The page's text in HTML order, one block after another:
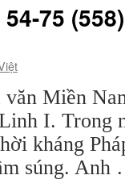
75
Miền
I. Trong
kháng
súng.